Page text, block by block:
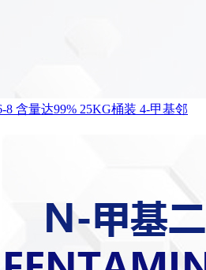
8 含量达99% 25KG桶装 4-甲基邻